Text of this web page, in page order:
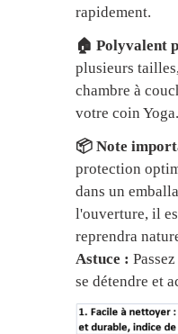
rapidement.
🏠 Polyvalent
plusieurs
chambre à
votre coin
📦 Note
protection
dans un
l'ouverture, il
reprendra
Astuce :
se détendre et